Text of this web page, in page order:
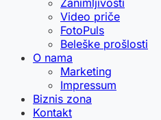
Zanimljivosti
Video priče
FotoPuls
Beleške prošlosti
O nama
Marketing
Impressum
Biznis zona
Kontakt